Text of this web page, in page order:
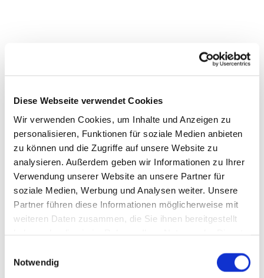
Diese Webseite verwendet Cookies
Wir verwenden Cookies, um Inhalte und Anzeigen zu
personalisieren, Funktionen für soziale Medien anbieten
zu können und die Zugriffe auf unsere Website zu
analysieren. Außerdem geben wir Informationen zu Ihrer
Verwendung unserer Website an unsere Partner für
soziale Medien, Werbung und Analysen weiter. Unsere
Partner führen diese Informationen möglicherweise mit
weiteren Daten zusammen, die Sie ihnen bereitgestellt
Notwendig
© Karl-Franz Thiede